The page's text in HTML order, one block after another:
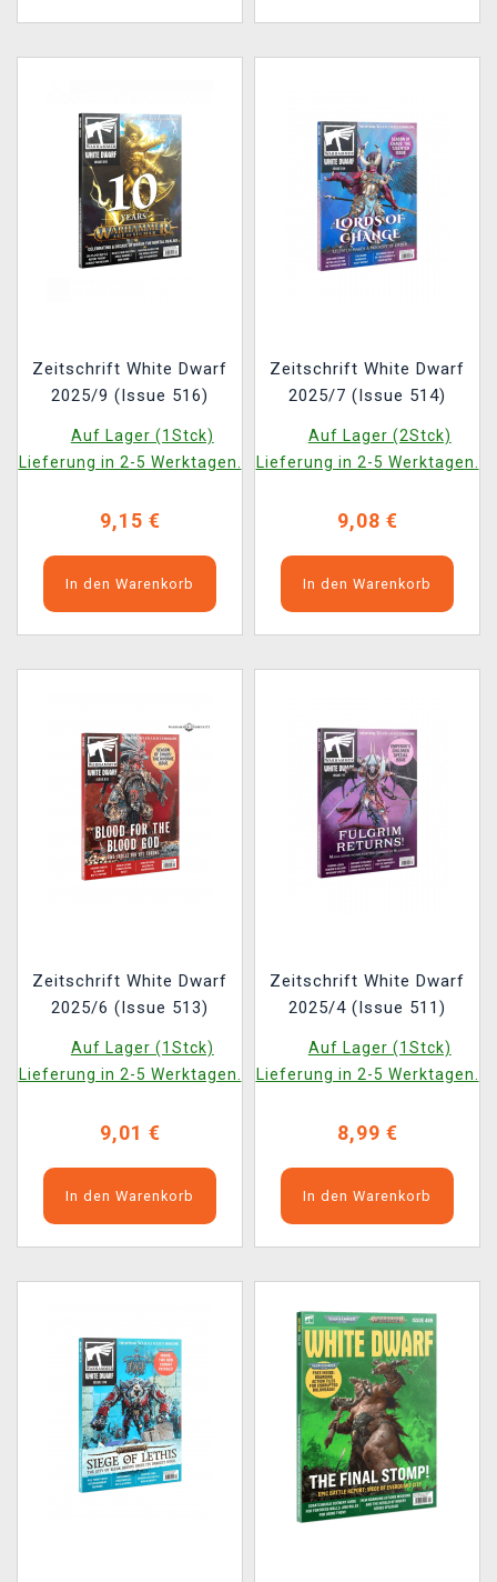
Zeitschrift White Dwarf
2025/9 (Issue 516)
Auf Lager (1Stck)
Lieferung in 2-5 Werktagen.
9,15 €
In den Warenkorb
Zeitschrift White Dwarf
2025/7 (Issue 514)
Auf Lager (2Stck)
Lieferung in 2-5 Werktagen.
9,08 €
In den Warenkorb
Zeitschrift White Dwarf
2025/6 (Issue 513)
Auf Lager (1Stck)
Lieferung in 2-5 Werktagen.
9,01 €
In den Warenkorb
Zeitschrift White Dwarf
2025/4 (Issue 511)
Auf Lager (1Stck)
Lieferung in 2-5 Werktagen.
8,99 €
In den Warenkorb